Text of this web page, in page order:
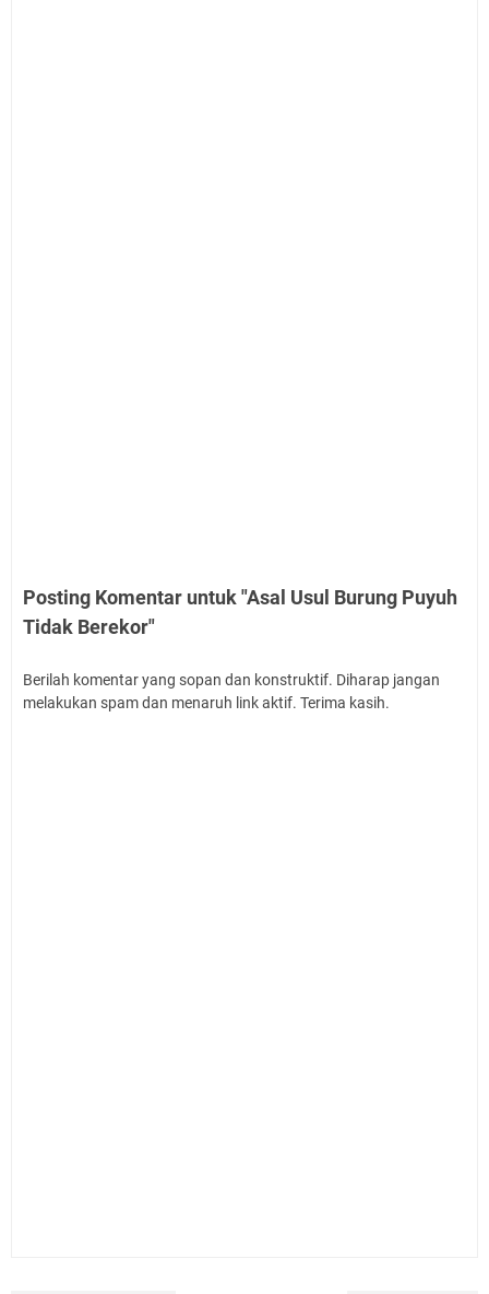
Posting Komentar untuk "Asal Usul Burung Puyuh
Tidak Berekor"
Berilah komentar yang sopan dan konstruktif. Diharap jangan
melakukan spam dan menaruh link aktif. Terima kasih.